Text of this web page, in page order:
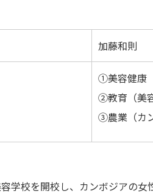
加藤和則
①美容健康
②教育（美
③農業（カ
学校を開校し、カンボジアの